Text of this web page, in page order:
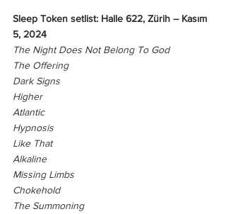
Sleep Token setlist: Halle 622, Zürih – Kasım
5, 2024
The Night Does Not Belong To God
The Offering
Dark Signs
Higher
Atlantic
Hypnosis
Like That
Alkaline
Missing Limbs
Chokehold
The Summoning